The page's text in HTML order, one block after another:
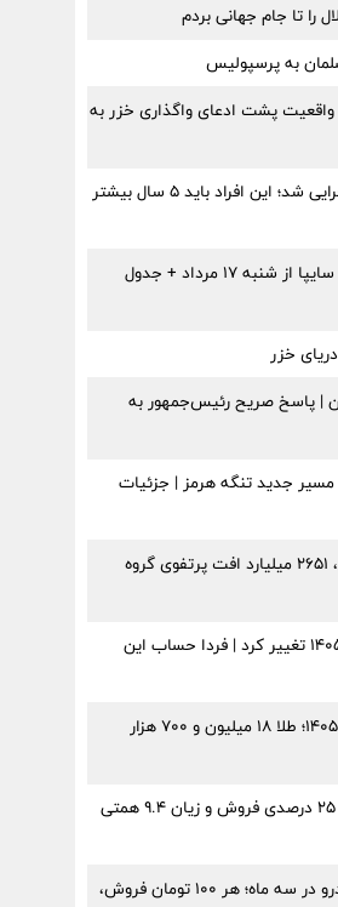
را تا جام جهانی بردم
به پرسپولیس
واقعیت پشت ادعای واگذاری خزر به
شرط جدید بازنشستگی اجرایی شد؛ این افراد باید ۵ سال بیشتر
جزئیات ثبت‌نام کوییک S سایپا از شنبه ۱۷ مرداد + جدول
خزر
| پاسخ صریح رئیس‌جمهور به
مسیر جدید تنگه هرمز | جزئیات
۳۷ میلیارد سود معاملاتی، ۲۶۵۱ میلیارد افت پرتفوی گروه
زمان واریز کالابرگ مرداد ۱۴۰۵ تغییر کرد | فردا حساب این
قیمت طلا امروز ۱۵ مرداد ۱۴۰۵؛ طلا ۱۸ میلیون و ۷۰۰ هزار
سایپا زیر تیغ اعداد؛ افت ۲۵ درصدی فروش و زیان ۹.۴ همتی
زیان ۲۲.۵ همتی ایران‌خودرو در سه ماه؛ هر ۱۰۰ تومان فروش،